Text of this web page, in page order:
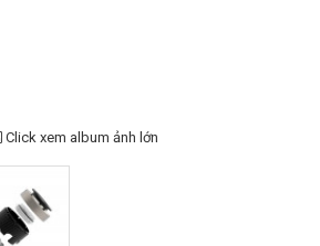
Click xem album ảnh lớn